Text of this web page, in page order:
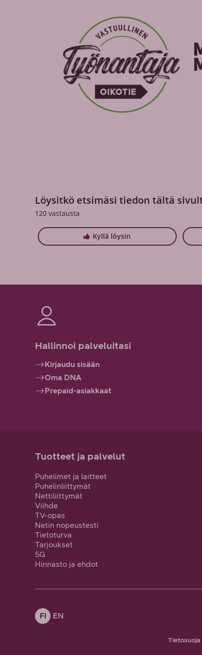
Löysitkö etsimäsi tiedon tältä
120 vastausta
Kyllä löysin
Hallinnoi palveluitasi
Kirjaudu sisään
Oma DNA
Prepaid-asiakkaat
Tuotteet ja palvelut
Puhelimet ja laitteet
Puhelinliittymät
Nettiliittymät
Viihde
TV-opas
Netin nopeustesti
Tietoturva
Tarjoukset
5G
Hinnasto ja ehdot
FI EN